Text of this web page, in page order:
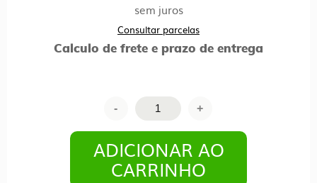
sem juros
Consultar parcelas
Calculo de frete e prazo de entrega
Armário
Aço
cinza
- +
ADICIONAR AO
CARRINHO